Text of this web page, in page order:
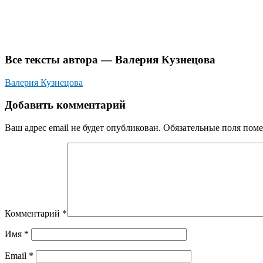
Все тексты автора — Валерия Кузнецова
Валерия Кузнецова
Добавить комментарий
Ваш адрес email не будет опубликован. Обязательные поля
Комментарий *
Имя *
Email *